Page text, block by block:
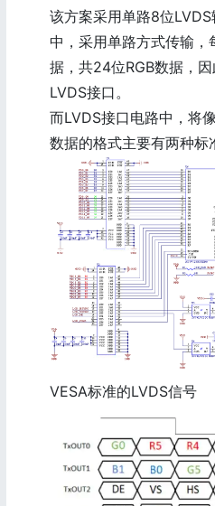
该方案采用单路8位
中，采用单路方式传输
据，共24位RGB数据，
LVDS接口。
而LVDS接口电路中，将
数据的格式主要有两种标
VESA标准的LVDS信号